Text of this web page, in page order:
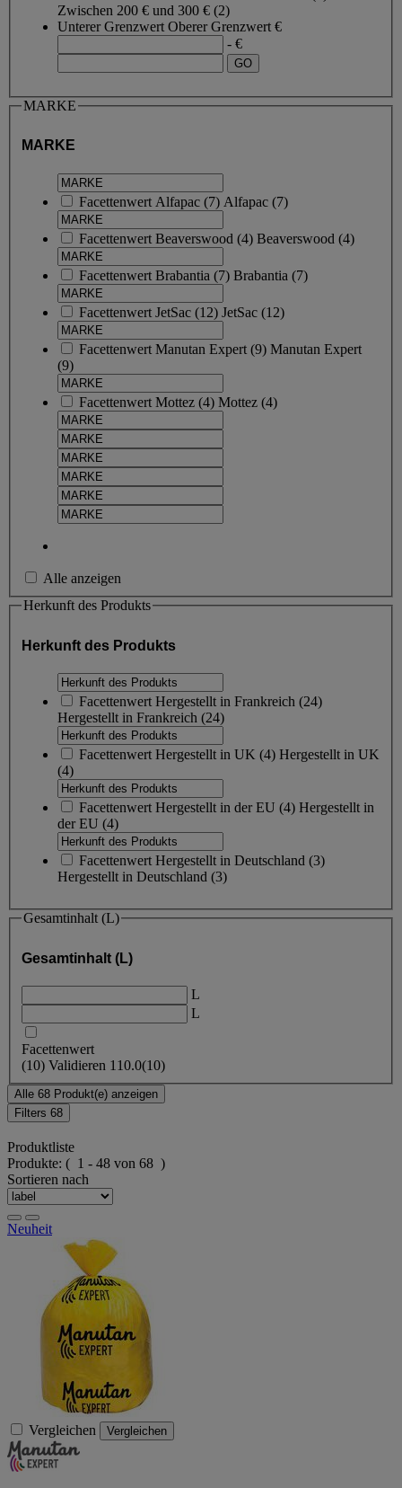
Zwischen 200 € und 300 € (2)
Unterer Grenzwert Oberer Grenzwert €
- €
MARKE
MARKE
Facettenwert Alfapac (7) Alfapac (7)
Facettenwert Beaverswood (4) Beaverswood (4)
Facettenwert Brabantia (7) Brabantia (7)
Facettenwert JetSac (12) JetSac (12)
Facettenwert Manutan Expert (9) Manutan Expert
(9)
Facettenwert Mottez (4) Mottez (4)
Alle anzeigen
Herkunft des Produkts
Herkunft des Produkts
Facettenwert Hergestellt in Frankreich (24)
Hergestellt in Frankreich (24)
Facettenwert Hergestellt in UK (4) Hergestellt in UK
(4)
Facettenwert Hergestellt in der EU (4) Hergestellt in
der EU (4)
Facettenwert Hergestellt in Deutschland (3)
Hergestellt in Deutschland (3)
Gesamtinhalt (L)
Gesamtinhalt (L)
L
L
Facettenwert
(10) Validieren 110.0(10)
Alle 68 Produkt(e) anzeigen
Filters 68
Produktliste
Produkte: ( 1 - 48 von 68 )
Sortieren nach
Neuheit
Vergleichen Vergleichen